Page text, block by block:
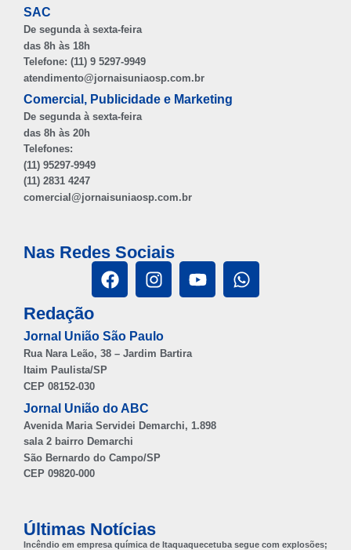
SAC
De segunda à sexta-feira
das 8h às 18h
Telefone: (11) 9 5297-9949
atendimento@jornaisuniaosp.com.br
Comercial, Publicidade e Marketing
De segunda à sexta-feira
das 8h às 20h
Telefones:
(11) 95297-9949
(11) 2831 4247
comercial@jornaisuniaosp.com.br
Nas Redes Sociais
Redação
Jornal União São Paulo
Rua Nara Leão, 38 – Jardim Bartira
Itaim Paulista/SP
CEP 08152-030
Jornal União do ABC
Avenida Maria Servidei Demarchi, 1.898
sala 2 bairro Demarchi
São Bernardo do Campo/SP
CEP 09820-000
Últimas Notícias
Incêndio em empresa química de Itaquaquecetuba segue com explosões;